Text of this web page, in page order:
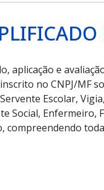
aplicação e
no CNPJ/MF
Escolar,
Social,
compreendendo